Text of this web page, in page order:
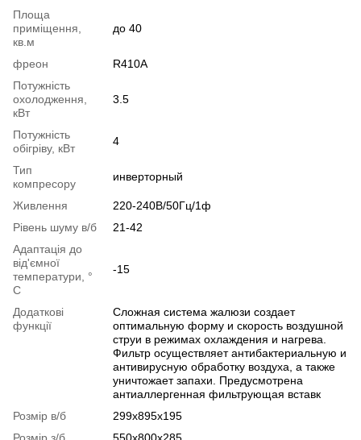
Площа
приміщення,
кв.м
до 40
фреон
R410A
Потужність
охолодження,
кВт
3.5
Потужність
обігріву, кВт
4
Тип
компресору
инверторный
Живлення
220-240В/50Гц/1ф
Рівень шуму в/б
21-42
Адаптація до
від'ємної
температури, °
C
-15
Додаткові
функції
Сложная система жалюзи создает
оптимальную форму и скорость воздушной
струи в режимах охлаждения и нагрева.
Фильтр осуществляет антибактериальную и
антивирусную обработку воздуха, а также
уничтожает запахи. Предусмотрена
антиаллергенная фильтрующая вставк
Розмір в/б
299х895х195
Розмір з/б
550х800х285